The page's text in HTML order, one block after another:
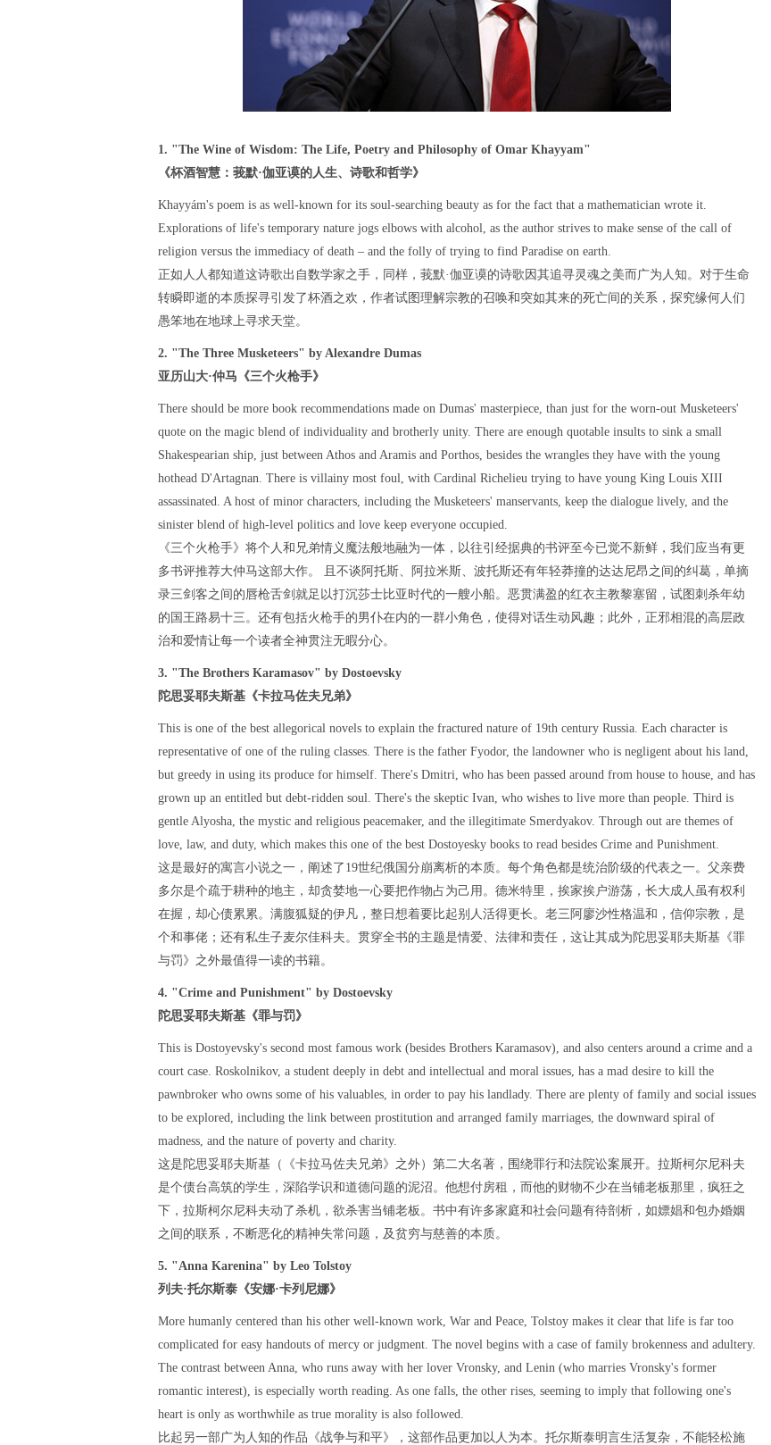
1. "The Wine of Wisdom: The Life, Poetry and Philosophy of Omar Khayyam"
《杯酒智慧：莪默·伽亚谟的人生、诗歌和哲学》
Khayyám's poem is as well-known for its soul-searching beauty as for the fact that a mathematician wrote it.
Explorations of life's temporary nature jogs elbows with alcohol, as the author strives to make sense of the call of
religion versus the immediacy of death – and the folly of trying to find Paradise on earth.
正如人人都知道这诗歌出自数学家之手，同样，莪默·伽亚谟的诗歌因其追寻灵魂之美而广为人知。对于生命
转瞬即逝的本质探寻引发了杯酒之欢，作者试图理解宗教的召唤和突如其来的死亡间的关系，探究缘何人们
愚笨地在地球上寻求天堂。
2. "The Three Musketeers" by Alexandre Dumas
亚历山大·仲马《三个火枪手》
There should be more book recommendations made on Dumas' masterpiece, than just for the worn-out Musketeers'
quote on the magic blend of individuality and brotherly unity. There are enough quotable insults to sink a small
Shakespearian ship, just between Athos and Aramis and Porthos, besides the wrangles they have with the young
hothead D'Artagnan. There is villainy most foul, with Cardinal Richelieu trying to have young King Louis XIII
assassinated. A host of minor characters, including the Musketeers' manservants, keep the dialogue lively, and the
sinister blend of high-level politics and love keep everyone occupied.
《三个火枪手》将个人和兄弟情义魔法般地融为一体，以往引经据典的书评至今已觉不新鲜，我们应当有更
多书评推荐大仲马这部大作。 且不谈阿托斯、阿拉米斯、波托斯还有年轻莽撞的达达尼昂之间的纠葛，单摘
录三剑客之间的唇枪舌剑就足以打沉莎士比亚时代的一艘小船。恶贯满盈的红衣主教黎塞留，试图刺杀年幼
的国王路易十三。还有包括火枪手的男仆在内的一群小角色，使得对话生动风趣；此外，正邪相混的高层政
治和爱情让每一个读者全神贯注无暇分心。
3. "The Brothers Karamasov" by Dostoevsky
陀思妥耶夫斯基《卡拉马佐夫兄弟》
This is one of the best allegorical novels to explain the fractured nature of 19th century Russia. Each character is
representative of one of the ruling classes. There is the father Fyodor, the landowner who is negligent about his land,
but greedy in using its produce for himself. There's Dmitri, who has been passed around from house to house, and has
grown up an entitled but debt-ridden soul. There's the skeptic Ivan, who wishes to live more than people. Third is
gentle Alyosha, the mystic and religious peacemaker, and the illegitimate Smerdyakov. Through out are themes of
love, law, and duty, which makes this one of the best Dostoyesky books to read besides Crime and Punishment.
这是最好的寓言小说之一，阐述了19世纪俄国分崩离析的本质。每个角色都是统治阶级的代表之一。父亲费
多尔是个疏于耕种的地主，却贪婪地一心要把作物占为己用。德米特里，挨家挨户游荡，长大成人虽有权利
在握，却心债累累。满腹狐疑的伊凡，整日想着要比起别人活得更长。老三阿廖沙性格温和，信仰宗教，是
个和事佬；还有私生子麦尔佳科夫。贯穿全书的主题是情爱、法律和责任，这让其成为陀思妥耶夫斯基《罪
与罚》之外最值得一读的书籍。
4. "Crime and Punishment" by Dostoevsky
陀思妥耶夫斯基《罪与罚》
This is Dostoyevsky's second most famous work (besides Brothers Karamasov), and also centers around a crime and a
court case. Roskolnikov, a student deeply in debt and intellectual and moral issues, has a mad desire to kill the
pawnbroker who owns some of his valuables, in order to pay his landlady. There are plenty of family and social issues
to be explored, including the link between prostitution and arranged family marriages, the downward spiral of
madness, and the nature of poverty and charity.
这是陀思妥耶夫斯基（《卡拉马佐夫兄弟》之外）第二大名著，围绕罪行和法院讼案展开。拉斯柯尔尼科夫
是个债台高筑的学生，深陷学识和道德问题的泥沼。他想付房租，而他的财物不少在当铺老板那里，疯狂之
下，拉斯柯尔尼科夫动了杀机，欲杀害当铺老板。书中有许多家庭和社会问题有待剖析，如嫖娼和包办婚姻
之间的联系，不断恶化的精神失常问题，及贫穷与慈善的本质。
5. "Anna Karenina" by Leo Tolstoy
列夫·托尔斯泰《安娜·卡列尼娜》
More humanly centered than his other well-known work, War and Peace, Tolstoy makes it clear that life is far too
complicated for easy handouts of mercy or judgment. The novel begins with a case of family brokenness and adultery.
The contrast between Anna, who runs away with her lover Vronsky, and Lenin (who marries Vronsky's former
romantic interest), is especially worth reading. As one falls, the other rises, seeming to imply that following one's
heart is only as worthwhile as true morality is also followed.
比起另一部广为人知的作品《战争与和平》，这部作品更加以人为本。托尔斯泰明言生活复杂，不能轻松施